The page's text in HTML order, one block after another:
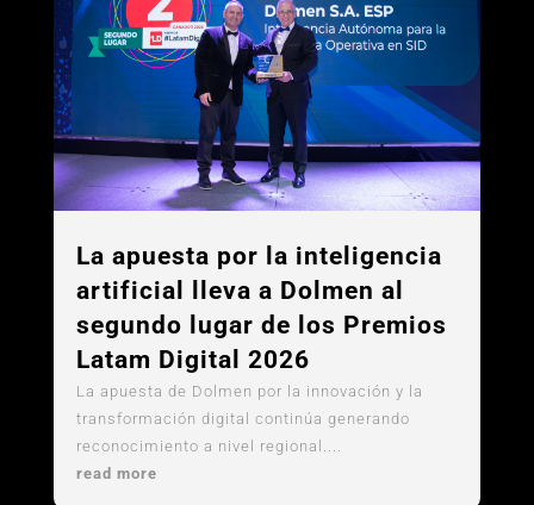
La apuesta por la inteligencia
artificial lleva a Dolmen al
segundo lugar de los Premios
Latam Digital 2026
La apuesta de Dolmen por la innovación y la
transformación digital continúa generando
reconocimiento a nivel regional....
read more